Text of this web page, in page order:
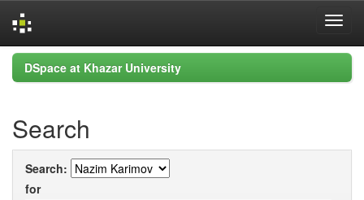
Skip
navigation
DSpace at Khazar University
Search
Search:
for